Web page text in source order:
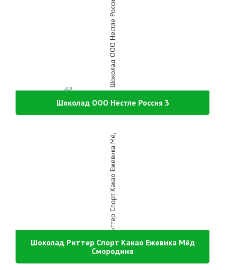
Шоколад ООО Нестле Россия 3
Шоколад Риттер Спорт Какао Ежевика Мёд
Смородина